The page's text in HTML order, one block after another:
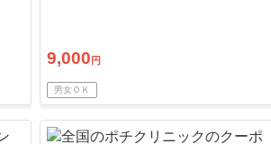
9,000 円
男女ＯＫ